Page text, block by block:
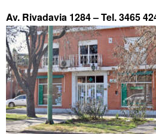
Av. Rivadavia 1284 –Tel. 3465